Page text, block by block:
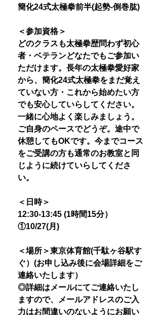
簡化24式太極拳前半(起勢-倒巻肱)
＜参加資格＞
どのクラスも太極拳歴問わず初心
者・ベテランどなたでもご参加い
ただけます。長年の太極拳愛好家
から、簡化24式太極拳をまだ覚え
ていない方・これから始めたい方
でも安心していらしてください。
一緒に心地よく楽しみましょう。
ご自身のペースでどうぞ。途中で
休憩してもOKです。今までコース
をご受講の方も通常のお教室と同
じように続けていらしてくださ
い。
＜日時＞
12:30-13:45 (1時間15分）
①10/27(月)
＜場所＞東京体育館(千駄ヶ谷駅す
ぐ）(お申し込み後に会場詳細をご
連絡いたします）
◎詳細はメールにてご連絡いたし
ますので、メールアドレスのご入
力はお間違いのないようにお願い